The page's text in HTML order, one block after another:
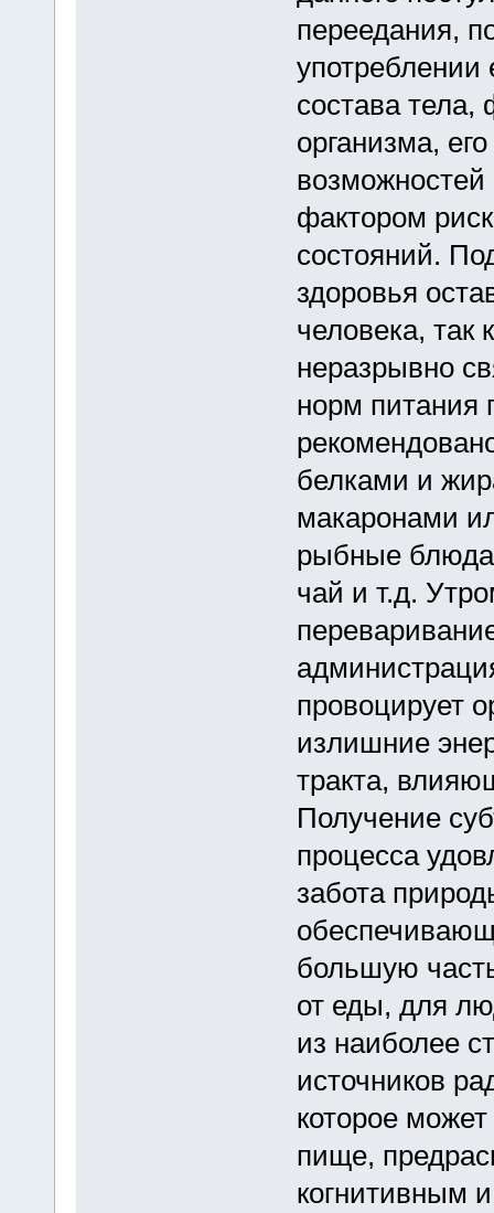
переедания,
состава тела,
организма,
фактором
состояний.
здоровья
человека, так
неразрывно
норм питания
белками и
макаронами
рыбные блюда
чай и т.д.
провоцирует
излишние
тракта,
Получение
процесса
забота
большую
от еды, для
из наиболее
источников
которое
пище,
когнитивным